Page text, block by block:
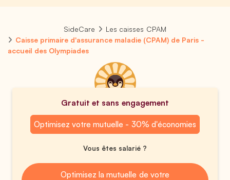
SideCare
Les caisses CPAM
Caisse primaire d'assurance maladie (CPAM) de Paris -
accueil des Olympiades
Gratuit et sans engagement
Optimisez votre mutuelle - 30% d'économies
Vous êtes salarié ?
Optimisez la mutuelle de votre